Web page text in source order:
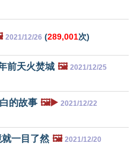
2021/12/26 (289,001次)
前天火焚城 🖼️ 2021/12/25
的故事 🖼️▶️ 2021/12/22
一目了然 🖼️ 2021/12/20